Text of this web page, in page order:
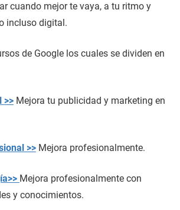
cuando mejor te vaya, a tu ritmo y
incluso digital.
de Google los cuales se dividen en
>> Mejora tu publicidad y marketing en
>> Mejora profesionalmente.
Mejora profesionalmente con
y conocimientos.